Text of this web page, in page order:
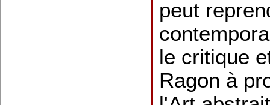
peut
le critique
Ragon à